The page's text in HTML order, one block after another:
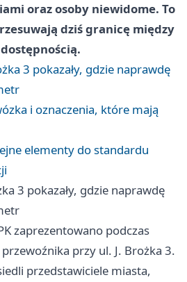
oraz osoby niewidome. To
dziś granicę między
3 pokazały, gdzie naprawdę
i oznaczenia, które mają
elementy do standardu
3 pokazały, gdzie naprawdę
zaprezentowano podczas
przy ul. J. Brożka 3.
przedstawiciele miasta,